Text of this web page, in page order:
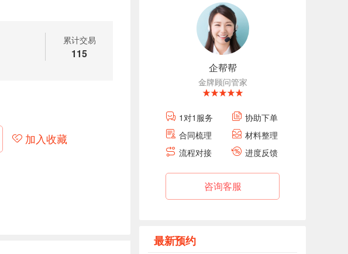
累计交易
115
加入收藏
企帮帮
金牌顾问管家
1对1服务
协助下单
合同梳理
材料整理
流程对接
进度反馈
咨询客服
最新预约
184****7963刚刚预约了金牌顾问
138****0040刚刚预约了金牌顾问
176****5372刚刚预约了金牌顾问
153****3093刚刚预约了金牌顾问